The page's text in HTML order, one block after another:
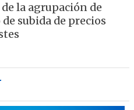
la agrupación de
subida de precios